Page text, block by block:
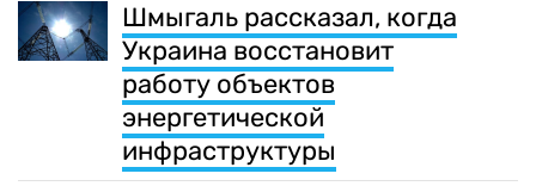
Шмыгаль рассказал, когда
Украина восстановит
работу объектов
энергетической
инфраструктуры